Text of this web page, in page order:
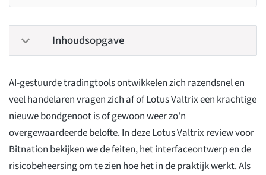
Inhoudsopgave
AI-gestuurde tradingtools ontwikkelen zich razendsnel en
veel handelaren vragen zich af of Lotus Valtrix een krachtige
nieuwe bondgenoot is of gewoon weer zo'n
overgewaardeerde belofte. In deze Lotus Valtrix review voor
Bitnation bekijken we de feiten, het interfaceontwerp en de
risicobeheersing om te zien hoe het in de praktijk werkt. Als